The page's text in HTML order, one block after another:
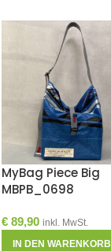
MyBag Piece Big
MBPB_0698
€89,90 inkl. MwSt.
IN DEN WARENKORB